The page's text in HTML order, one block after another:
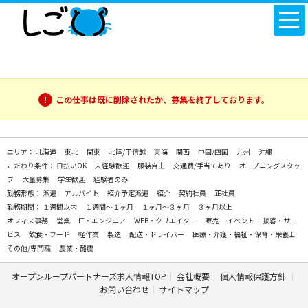
この仕事は既に削除されたか、募集を終了しております。
エリア： 北海道 東北 関東 北陸/甲信越 東海 関西 中国/四国 九州
沖縄
こだわり条件： 日払いOK 未経験歓迎 服装自由 交通費/手当てあり
オープニングスタッ
フ
大量募集 学生歓迎
経験者のみ
勤務形態： 派遣 アルバイト 紹介予定派遣 紹介 契約社員
正社員
勤務期間： １週間以内 １週間～１ヶ月 １ヶ月～３ヶ月
３ヶ月以上
オフィス事務
営業 IT・エンジニア WEB・クリエイター 販売 イベント
接客・サー
ビス
飲食・フード 軽作業 製造 配送・ドライバー
医療・介護・福祉・保育・栄養士
その他/専門職
農業・酪農
オープンループパートナーズ求人情報TOP 会社概要
個人情報保護方針
お問い合わせ
サイトマップ